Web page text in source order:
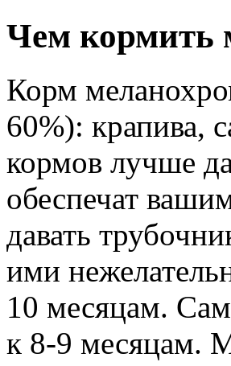
Чем кормить
Корм
60%): крапива,
кормов лучше
обеспечат
давать
ими
10 месяцам.
к 8-9 месяцам.